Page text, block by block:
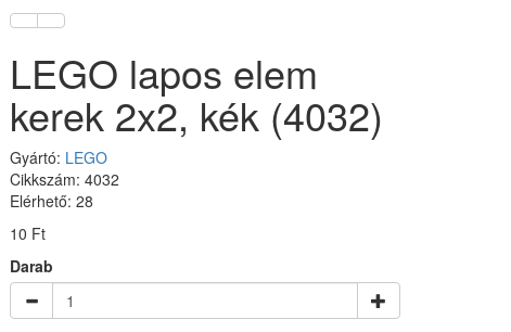
LEGO lapos elem
kerek 2x2, kék (4032)
Gyártó: LEGO
Cikkszám: 4032
Elérhető: 28
10 Ft
Darab